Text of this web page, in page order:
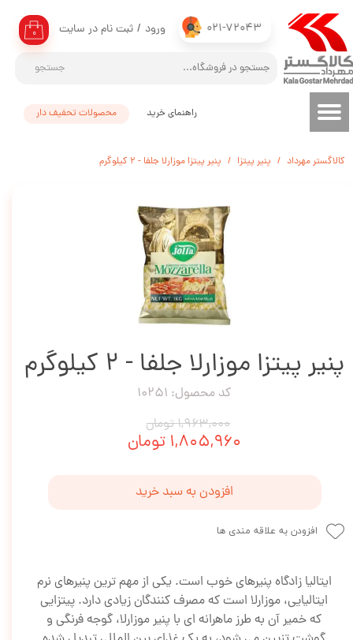
021-72043
جستجو
۰ ورود / ثبت نام در سایت
حساب کاربری من
تغییر گذر واژه
سفارشات
محصولات تحفیف دار راهنمای خرید
کالاگستر مهرداد پنیر پیتزا پنیر پیتزا موزارلا جلفا - 2 کیلوگرم
پنیر پیتزا موزارلا جلفا - 2 کیلوگرم
کد محصول: 10251
۱,۹۶۳,۰۰۰ تومان
۱,۸۰۵,۹۶۰ تومان
افزودن به سبد خرید
افزودن به علاقه مندی ها
ایتالیا زادگاه پنیرهای خوب است. یکی از مهم ترین پنیرهای نرم
ایتالیایی، موزارلا است که مصرف کنندگان زیادی دارد. پیتزایی
که خمیر آن به طرز ماهرانه ای با پنیر موزارلا، گوجه فرنگی و